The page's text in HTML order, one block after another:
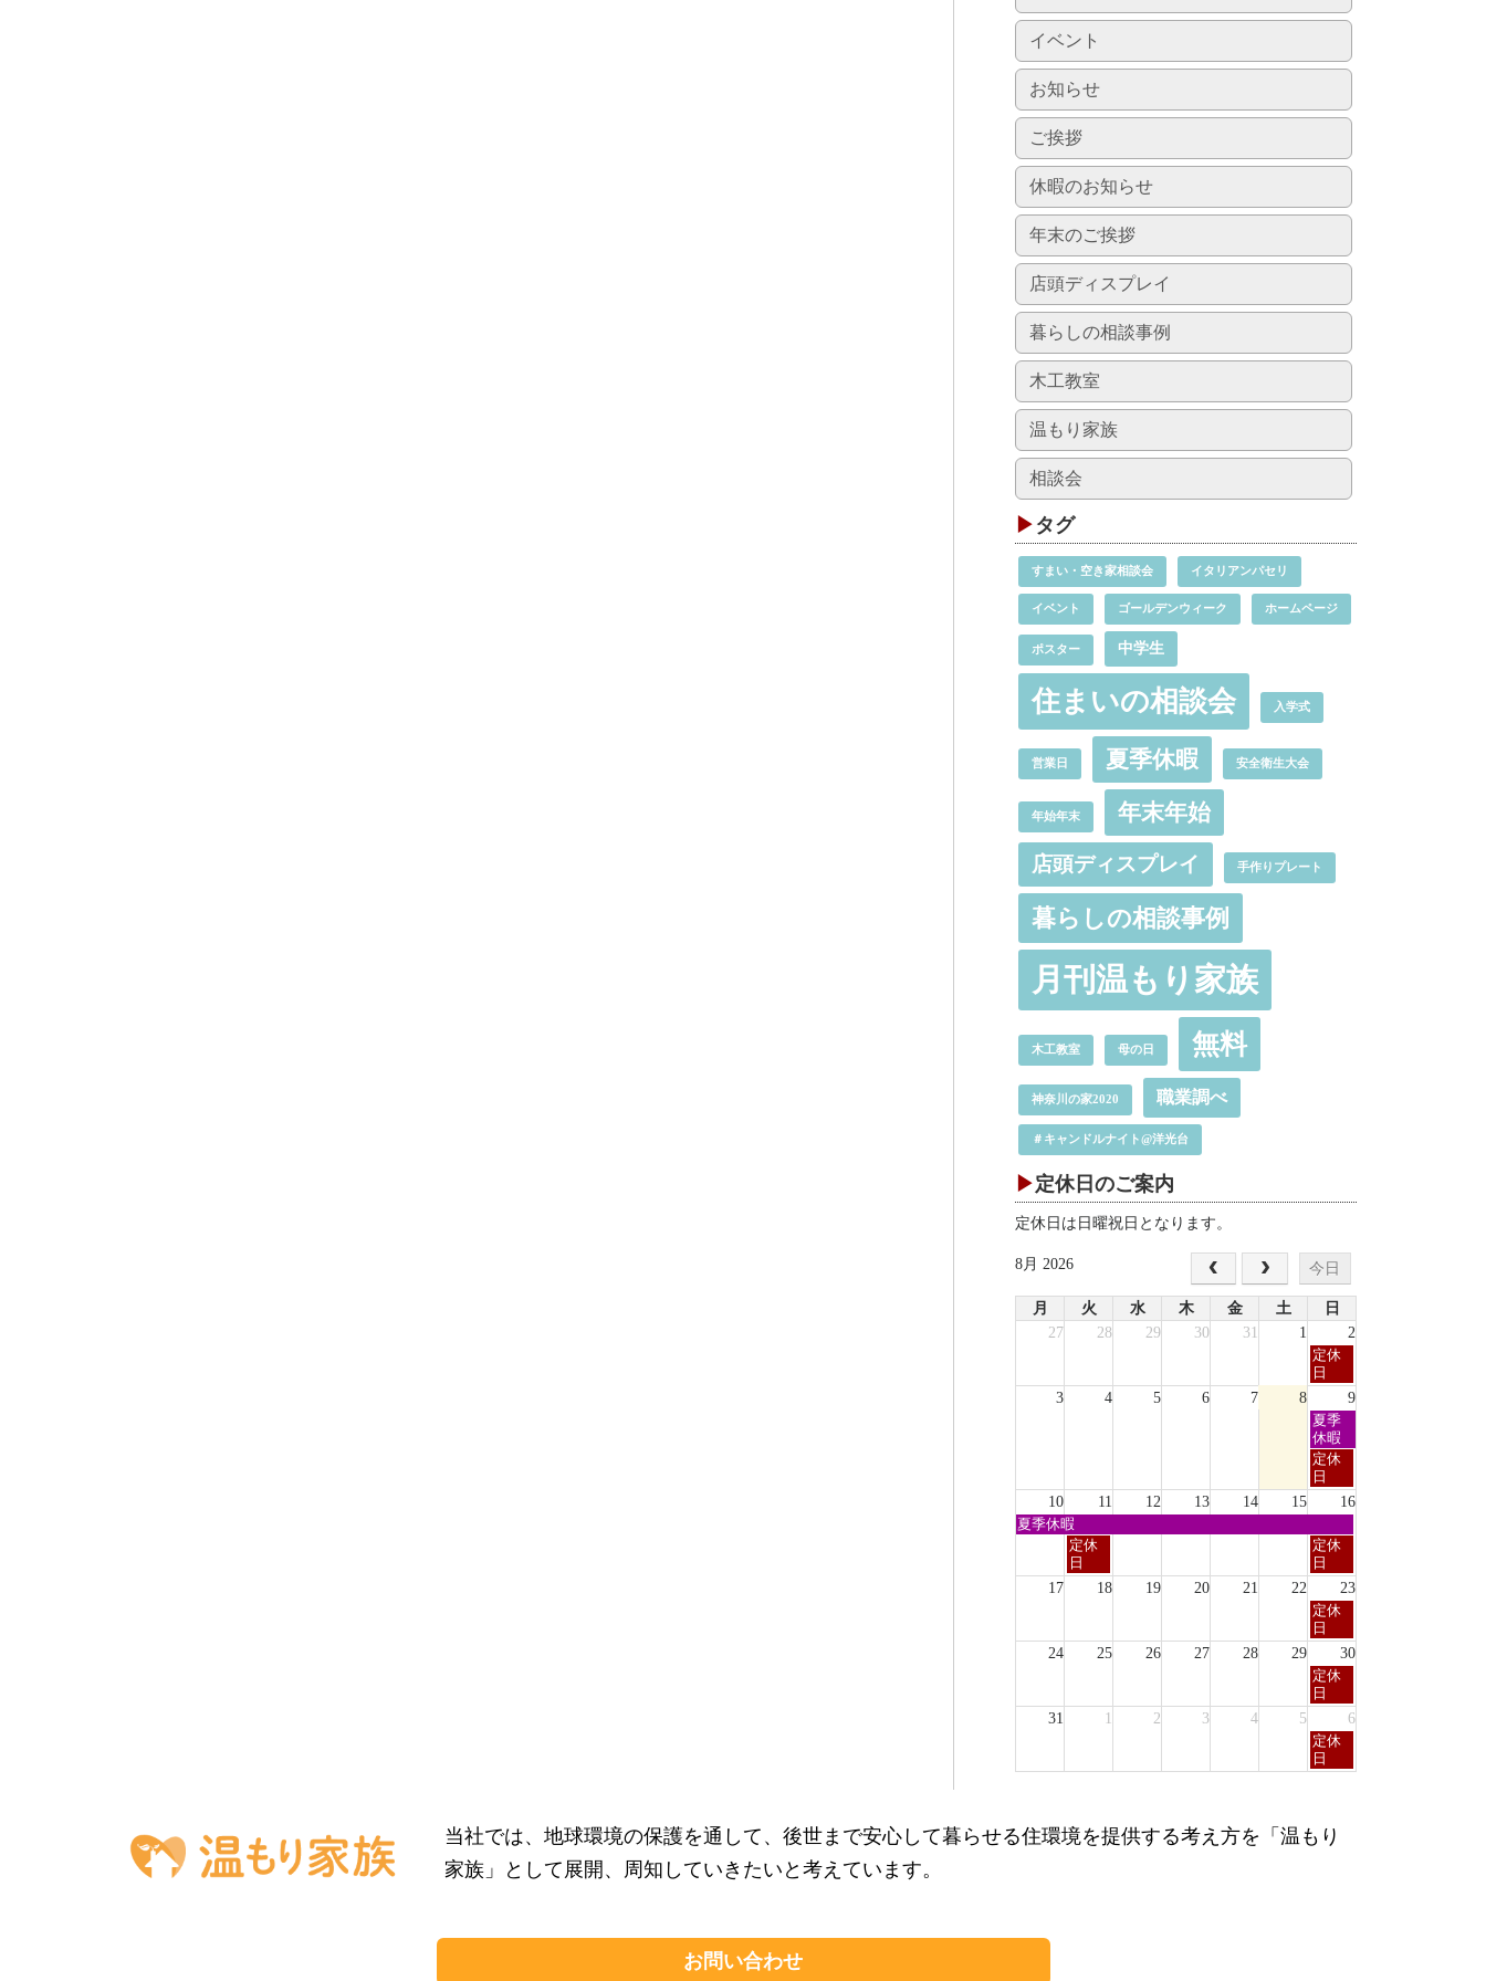
イベント
お知らせ
ご挨拶
休暇のお知らせ
年末のご挨拶
店頭ディスプレイ
暮らしの相談事例
木工教室
温もり家族
相談会
タグ
すまい・空き家相談会 イタリアンパセリ
イベント ゴールデンウィーク ホームページ
ポスター 中学生
住まいの相談会 入学式
営業日 夏季休暇 安全衛生大会
年始年末 年末年始
店頭ディスプレイ 手作りプレート
暮らしの相談事例
月刊温もり家族
木工教室 母の日 無料
神奈川の家2020 職業調べ
＃キャンドルナイト@洋光台
定休日のご案内
定休日は日曜祝日となります。
8月 2026 今日
月 火 水 木 金 土
日
27
28 29 30 31 1 2
日
曜
日,
8
月
2nd
2026
定休
日
3 4 5 6 7 8 9
日
曜
日,
8
月
夏季
休暇
日
曜
日,
8
9th
2026
定休
日
10 11 12 13 14 15 16
日
8
夏季休暇
火
曜
日,
2026
定休
日
日
曜
日,
8
月
16th
2026
定休
日
17 18 19 20 21 22 23
日
曜
日,
8
月
23rd
定休
日
24 25 26 27 28 29 30
日
曜
日,
8
月
30th
定休
日
31 1 2 3 4 5 6
日
曜
日,
6th
2026
定休
日
当社では、地球環境の保護を通して、後世まで安心して暮らせる住環境を提供する考え方を「温もり
家族」として展開、周知していきたいと考えています。
お問い合わせ